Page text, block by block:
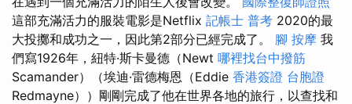
這部充滿活力的服裝電影是Netflix 記帳士 普考 2020的最
大投擲和成功之一，因此第2部分已經完成了。 腳 按摩 我
們寫1926年，紐特·斯卡曼德（Newt 哪裡找台中撥筋
Scamander）（埃迪·雷德梅恩（Eddie 香港簽證 台胞證
Redmayne））剛剛完成了他在世界各地的旅行，以查找和